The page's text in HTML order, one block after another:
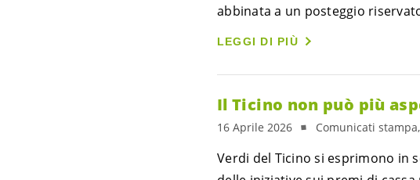
abbinata a un posteggio
LEGGI DI PIÙ
Il Ticino non può più
16 Aprile 2026 Comunicati
Verdi del Ticino si esprimono in